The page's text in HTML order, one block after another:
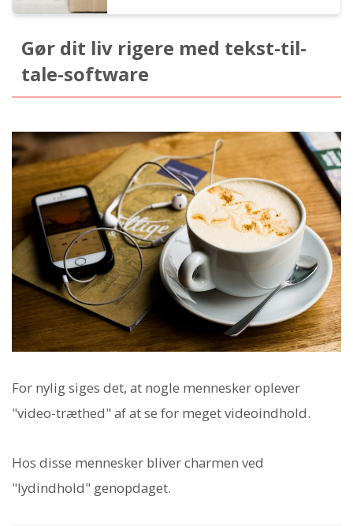
Gør dit liv rigere med tekst-til-
tale-software
For nylig siges det, at nogle mennesker oplever
"video-træthed" af at se for meget videoindhold.
Hos disse mennesker bliver charmen ved
"lydindhold" genopdaget.